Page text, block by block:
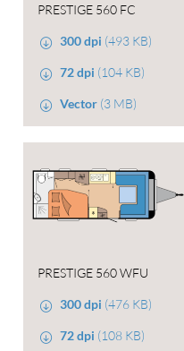
PRESTIGE 560 FC
300 dpi (493 KB)
72 dpi (104 KB)
Vector (3 MB)
PRESTIGE 560 WFU
300 dpi (476 KB)
72 dpi (108 KB)